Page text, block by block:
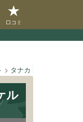
口コミ
タナカ
ル